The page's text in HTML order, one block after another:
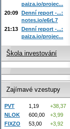
paiza.io/projec...
20:09 Denní report -...:
notes.io/e6rL7
21:13 Denní report -...:
paiza.io/projec...
Škola investování
Zajímavé vzestupy
PVT 1,19
+38,37
NLOK
600,00
+3,99
FIXZO
53,00
+3,92